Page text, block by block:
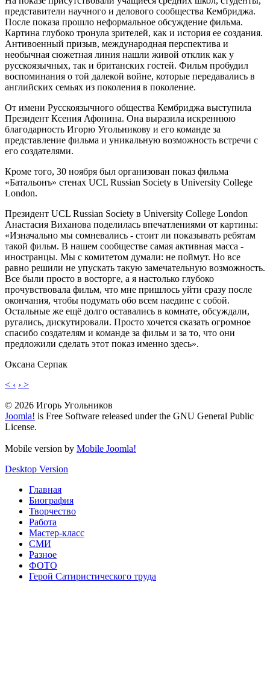
представители научного и делового сообщества Кембриджа.
После показа прошло неформальное обсуждение фильма.
Картина глубоко тронула зрителей, как и история ее создания.
Антивоенный призыв, международная перспектива и
необычная сюжетная линия нашли живой отклик как у
русскоязычных, так и британских гостей. Фильм пробудил
воспоминания о той далекой войне, которые передавались в
английских семьях из поколения в поколение.
От имени Русскоязычного общества Кембриджа выступила
Президент Ксения Афонина. Она выразила искреннюю
благодарность Игорю Угольникову и его команде за
представление фильма и уникальную возможность встречи с
его создателями.
Кроме того, 30 ноября был организован показ фильма
«Батальонъ» стенах UCL Russian Society в University College
London.
Президент UCL Russian Society в University College London
Анастасия Виханова поделилась впечатлениями от картины:
«Изначально мы сомневались - стоит ли показывать ребятам
такой фильм. В нашем сообществе самая активная масса -
иностранцы. Мы с комитетом думали: не поймут. Но все
равно решили не упускать такую замечательную возможность.
Все были просто в восторге, а я настолько глубоко
прочувствовала фильм, что мне пришлось уйти сразу после
окончания, чтобы подумать обо всем наедине с собой.
Остальные же ещё долго оставались в комнате, обсуждали,
ругались, дискутировали. Просто хочется сказать огромное
спасибо создателям и команде за фильм и за то, что они
предложили сделать этот показ именно здесь».
Оксана Серпак
< ‹ › >
© 2026 Игорь Угольников
Joomla! is Free Software released under the GNU General Public
License.
Mobile version by Mobile Joomla!
Desktop Version
Главная
Биография
Творчество
Работа
Мастер-класс
СМИ
Разное
ФОТО
Герой Сатиристического труда